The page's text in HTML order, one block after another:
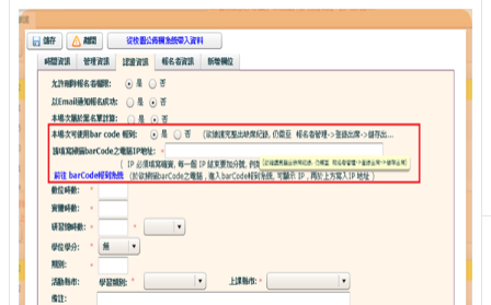
們
版
刊
物
校
務
服
務
專